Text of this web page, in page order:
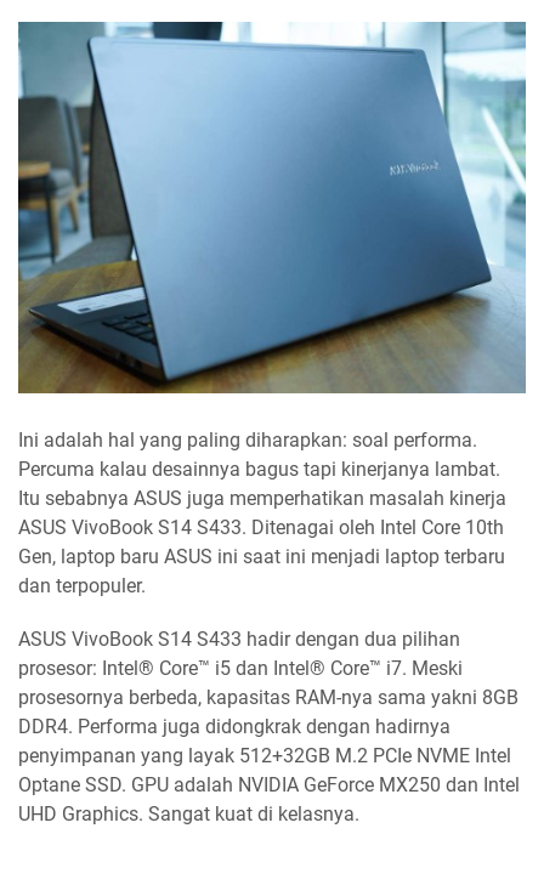
Ini adalah hal yang paling diharapkan: soal performa.
Percuma kalau desainnya bagus tapi kinerjanya lambat.
Itu sebabnya ASUS juga memperhatikan masalah kinerja
ASUS VivoBook S14 S433. Ditenagai oleh Intel Core 10th
Gen, laptop baru ASUS ini saat ini menjadi laptop terbaru
dan terpopuler.
ASUS VivoBook S14 S433 hadir dengan dua pilihan
prosesor: Intel® Core™ i5 dan Intel® Core™ i7. Meski
prosesornya berbeda, kapasitas RAM-nya sama yakni 8GB
DDR4. Performa juga didongkrak dengan hadirnya
penyimpanan yang layak 512+32GB M.2 PCIe NVME Intel
Optane SSD. GPU adalah NVIDIA GeForce MX250 dan Intel
UHD Graphics. Sangat kuat di kelasnya.